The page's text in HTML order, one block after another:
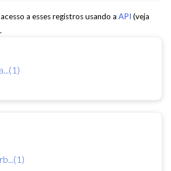
a esses registros usando a API (veja